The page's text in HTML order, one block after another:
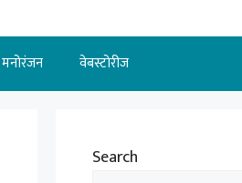
मनोरंजन वेबस्टोरीज
Search